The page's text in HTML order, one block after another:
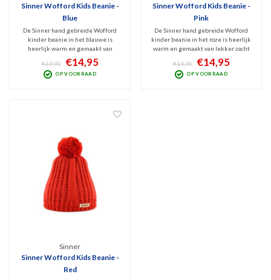
Sinner Wofford Kids Beanie -
Blue
De Sinner hand gebreide Wofford
kinder beanie in het blauwe is
heerlijk warm en gemaakt van
lekker zacht Acryl. De binnenkant
van deze beanie is v.v. een warme
fleece voering. PU Sinner logo.
€19,95 €14,95
OP VOORRAAD
Sinner Wofford Kids Beanie -
Pink
De Sinner hand gebreide Wofford
kinder beanie in het roze is heerlijk
warm en gemaakt van lekker zacht
Acryl. De binnenkant van deze
beanie is v.v. een warme fleece
voering. PU Sinner logo.
€19,95 €14,95
OP VOORRAAD
Sinner
Sinner Wofford Kids Beanie -
Red